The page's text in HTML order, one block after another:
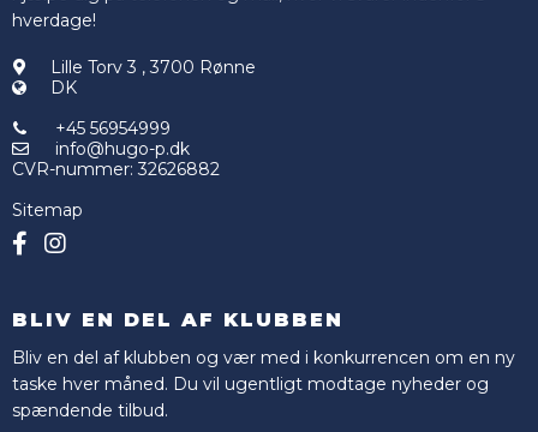
hverdage!
Lille Torv 3 ,3700 Rønne
DK
+45 56954999
info@hugo-p.dk
CVR-nummer: 32626882
Sitemap
BLIV EN DEL AF KLUBBEN
Bliv en del af klubben og vær med i konkurrencen om en ny
taske hver måned. Du vil ugentligt modtage nyheder og
spændende tilbud.